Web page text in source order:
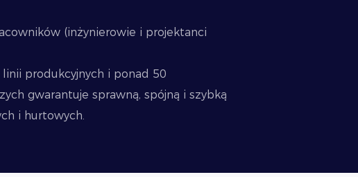
(inżynierowie i projektanci
produkcyjnych i ponad 50
gwarantuje sprawną, spójną i szybką
i hurtowych.